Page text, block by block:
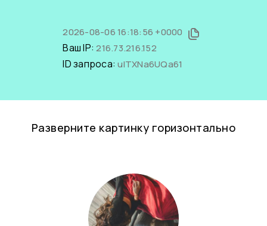
2026-08-06 16:18:56 +0000
Ваш IP:216.73.216.152
ID запроса:uITXNa6UQa61
Разверните картинку горизонтально